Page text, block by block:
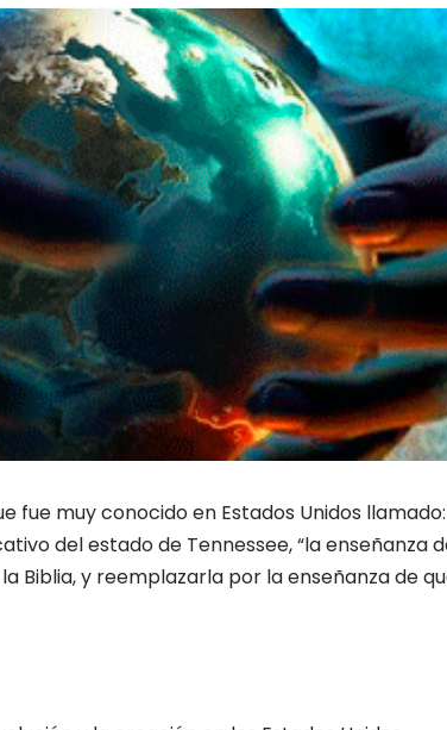
muy conocido en Estados Unidos
del estado de Tennessee, “la enseñanza
y reemplazarla por la enseñanza de